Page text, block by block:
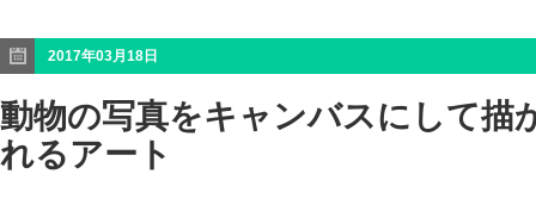
2017年03月18日
動物の写真をキャンバスにして描
れるアート